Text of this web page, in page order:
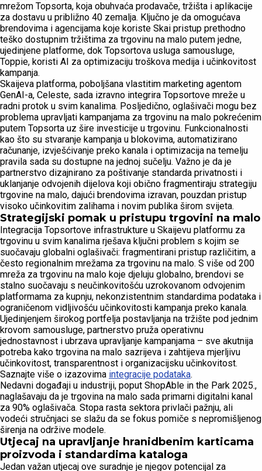
mrežom Topsorta, koja obuhvaća prodavače, tržišta i aplikacije
za dostavu u približno 40 zemalja. Ključno je da omogućava
brendovima i agencijama koje koriste Skai pristup prethodno
teško dostupnim tržištima za trgovinu na malo putem jedne,
ujedinjene platforme, dok Topsortova usluga samousluge,
Toppie, koristi AI za optimizaciju troškova medija i učinkovitost
kampanja.
Skaijeva platforma, poboljšana vlastitim marketing agentom
GenAI-a, Celeste, sada izravno integrira Topsortove mreže u
radni protok u svim kanalima. Posljedično, oglašivači mogu bez
problema upravljati kampanjama za trgovinu na malo pokrećenim
putem Topsorta uz šire investicije u trgovinu. Funkcionalnosti
kao što su stvaranje kampanja u blokovima, automatizirano
računanje, izvješćivanje preko kanala i optimizacija na temelju
pravila sada su dostupne na jednoj sučelju. Važno je da je
partnerstvo dizajnirano za poštivanje standarda privatnosti i
uklanjanje odvojenih dijelova koji obično fragmentiraju strategiju
trgovine na malo, dajući brendovima izravan, pouzdan pristup
visoko učinkovitim zalihama i novim publika širom svijeta.
Strategijski pomak u pristupu trgovini na malo
Integracija Topsortove infrastrukture u Skaijevu platformu za
trgovinu u svim kanalima rješava ključni problem s kojim se
suočavaju globalni oglašivači: fragmentirani pristup različitim, a
često regionalnim mrežama za trgovinu na malo. S više od 200
mreža za trgovinu na malo koje djeluju globalno, brendovi se
stalno suočavaju s neučinkovitošću uzrokovanom odvojenim
platformama za kupnju, nekonzistentnim standardima podataka i
ograničenom vidljivošću učinkovitosti kampanja preko kanala.
Ujedinjenjem širokog portfelja postavljanja na tržište pod jednim
krovom samousluge, partnerstvo pruža operativnu
jednostavnost i ubrzava upravljanje kampanjama – sve akutnija
potreba kako trgovina na malo sazrijeva i zahtijeva mjerljivu
učinkovitost, transparentnost i organizacijsku učinkovitost.
Saznajte više o izazovima integracije podataka.
Nedavni događaji u industriji, poput ShopAble in the Park 2025.,
naglašavaju da je trgovina na malo sada primarni digitalni kanal
za 90% oglašivača. Stopa rasta sektora privlači pažnju, ali
vodeći stručnjaci se slažu da se fokus pomiče s nepromišljenog
širenja na održive modele.
Utjecaj na upravljanje hranidbenim karticama
proizvoda i standardima kataloga
Jedan važan utjecaj ove suradnje je njegov potencijal za